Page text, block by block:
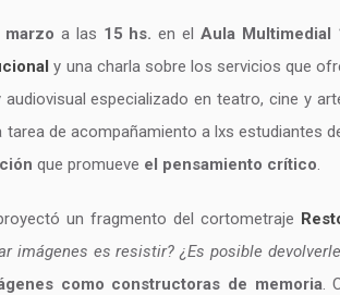
a las 15 hs. en el Aula Multimedial
y una charla sobre los servicios que
audiovisual especializado en teatro, cine y
tarea de acompañamiento a lxs estudiantes
que promueve el pensamiento crítico.
un fragmento del cortometraje
imágenes es resistir? ¿Es posible
como constructoras de memoria.